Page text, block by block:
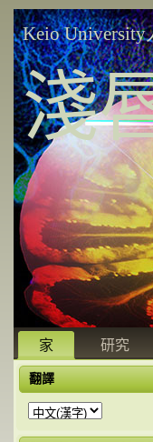
Keio University
淺
家 研究
翻譯